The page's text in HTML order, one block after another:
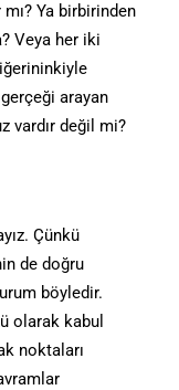
Ya birbirinden
Veya her iki
arayan
vardır değil mi?
Çünkü
de doğru
böyledir.
olarak kabul
noktaları